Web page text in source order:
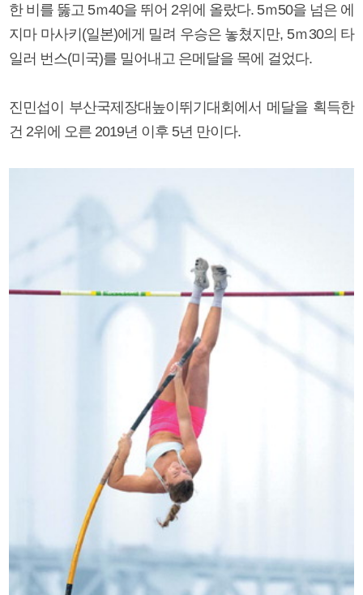
한 비를 뚫고 5ｍ40을 뛰어 2위에 올랐다. 5ｍ50을 넘은 에
지마 마사키(일본)에게 밀려 우승은 놓쳤지만, 5ｍ30의 타
일러 번스(미국)를 밀어내고 은메달을 목에 걸었다.
진민섭이 부산국제장대높이뛰기대회에서 메달을 획득한
건 2위에 오른 2019년 이후 5년 만이다.